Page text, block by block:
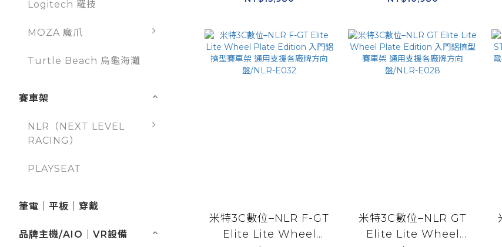
Logitech 羅技
MOZA 魔爪
Turtle Beach 烏龜海灘
賽車架
NLR（NEXT LEVEL
RACING）
PLAYSEAT
筆電｜平板｜穿戴
品牌主機/AIO｜VR設備
S032
STAND 黑色鋁擠型螢
幕立架 21~65吋/NLR-
E035
米特3C數位–NLR F-GT
Elite Lite Wheel
米特3C數位–NLR GT
Elite Lite Wheel